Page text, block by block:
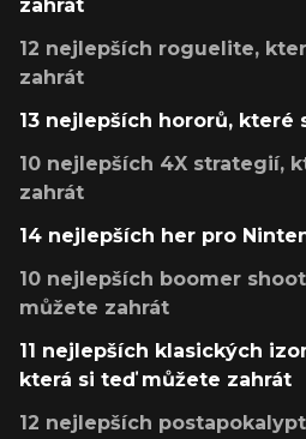
zahrát
12 nejlepších roguelite,
zahrát
13 nejlepších hororů, které
10 nejlepších 4X strategií,
zahrát
14 nejlepších her pro
10 nejlepších boomer
můžete zahrát
11 nejlepších klasických
která si teď můžete zahrát
12 nejlepších